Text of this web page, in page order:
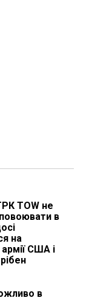
TOW не
в
на
США і
в